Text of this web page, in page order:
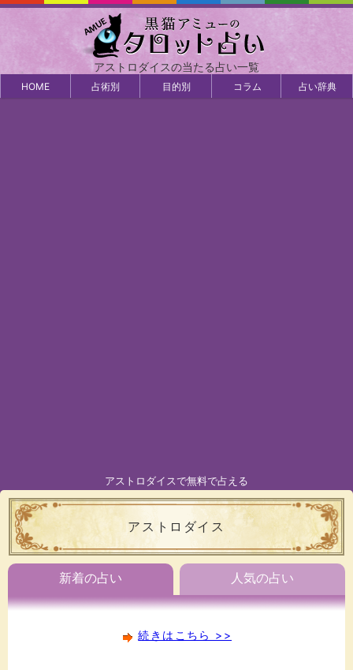
アストロダイスの当たる占い一覧
HOME 占術別 目的別 コラム 占い辞典
アストロダイスで無料で占える
アストロダイス
新着の占い 人気の占い
続きはこちら >>